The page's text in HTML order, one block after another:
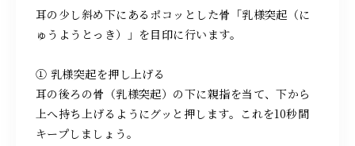
耳の少し斜め下にあるポコッとした骨「乳様突起（に
ゅうようとっき）」を目印に行います。
① 乳様突起を押し上げる
耳の後ろの骨（乳様突起）の下に親指を当て、下から
上へ持ち上げるようにグッと押します。これを10秒間
キープしましょう。